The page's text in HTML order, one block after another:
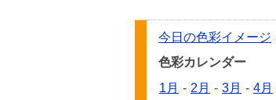
今日の色彩イメージ
色彩カレンダー
1月 - 2月 - 3月 - 4月